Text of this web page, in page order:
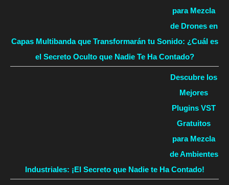
para Mezcla
de Drones en
Capas Multibanda que Transformarán tu Sonido: ¿Cuál es
el Secreto Oculto que Nadie Te Ha Contado?
Descubre los
Mejores
Plugins VST
Gratuitos
para Mezcla
de Ambientes
Industriales: ¡El Secreto que Nadie te Ha Contado!